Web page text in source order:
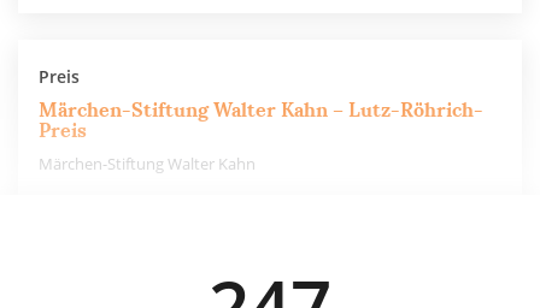
Preis
Märchen-Stiftung Walter Kahn – Lutz-Röhrich-
Preis
Märchen-Stiftung Walter Kahn